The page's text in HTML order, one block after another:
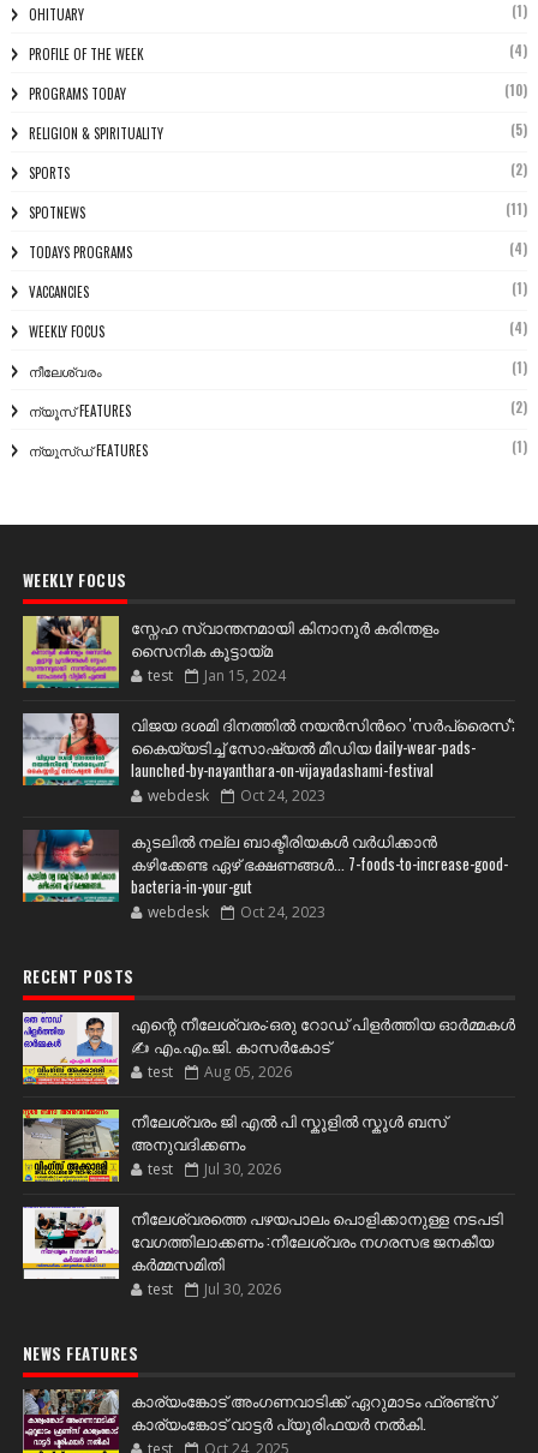
OHITUARY (1)
PROFILE OF THE WEEK (4)
PROGRAMS TODAY (10)
RELIGION & SPIRITUALITY (5)
SPORTS (2)
SPOTNEWS (11)
TODAYS PROGRAMS (4)
VACCANCIES (1)
WEEKLY FOCUS (4)
നീലേശ്വരം (1)
ന്യൂസ് FEATURES (2)
ന്യൂസ്ഡ് FEATURES (1)
WEEKLY FOCUS
സ്നേഹ സ്വാന്തനമായി കിനാനൂർ കരിന്തളം
സൈനിക കൂട്ടായ്മ
test Jan 15, 2024
വിജയ ദശമി ദിനത്തില്‍ നയന്‍സിന്‍റെ 'സര്‍പ്രൈസ്';
കൈയ്യടിച്ച് സോഷ്യല്‍ മീഡിയ daily-wear-pads-
launched-by-nayanthara-on-vijayadashami-festival
webdesk Oct 24, 2023
കുടലിൽ നല്ല ബാക്ടീരിയകൾ വര്‍ധിക്കാന്‍
കഴിക്കേണ്ട ഏഴ് ഭക്ഷണങ്ങള്‍... 7-foods-to-increase-good-
bacteria-in-your-gut
webdesk Oct 24, 2023
RECENT POSTS
എന്റെ നീലേശ്വരം:ഒരു റോഡ് പിളർത്തിയ ഓർമ്മകൾ
✍️ എം.എം.ജി. കാസർകോട്
test Aug 05, 2026
നീലേശ്വരം ജി എൽ പി സ്കൂളിൽ സ്കൂൾ ബസ്
അനുവദിക്കണം
test Jul 30, 2026
നീലേശ്വരത്തെ പഴയപാലം പൊളിക്കാനുള്ള നടപടി
വേഗത്തിലാക്കണം :നീലേശ്വരം നഗരസഭ ജനകീയ
കർമ്മസമിതി
test Jul 30, 2026
NEWS FEATURES
കാര്യംങ്കോട് അംഗണവാടിക്ക് ഏറുമാടം ഫ്രണ്ട്സ്
കാര്യംങ്കോട് വാട്ടർ പ്യൂരിഫയർ നൽകി.